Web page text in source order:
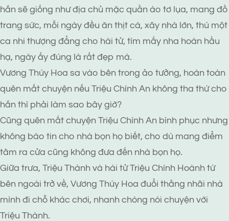
hắn sẽ giống như địa chủ mặc quần áo tơ lụa, mang đồ
trang sức, mỗi ngày đều ăn thịt cá, xây nhà lớn, thú một
ca nhi thượng đẳng cho hài tử, tìm mấy nha hoàn hầu
hạ, ngày ấy đúng là rất đẹp mà.
Vương Thúy Hoa sa vào bên trong ảo tưởng, hoàn toàn
quên mất chuyện nếu Triệu Chính An không tha thứ cho
hắn thì phải làm sao bây giờ?
Cũng quên mất chuyện Triệu Chính An bình phục nhưng
không báo tin cho nhà bọn họ biết, cho dù mang điểm
tâm ra cửa cũng không đưa đến nhà bọn họ.
Giữa trưa, Triệu Thành và hài tử Triệu Chính Hoành từ
bên ngoài trở về, Vương Thúy Hoa đuổi thằng nhãi nhà
mình đi chỗ khác chơi, nhanh chóng nói chuyện với
Triệu Thành.